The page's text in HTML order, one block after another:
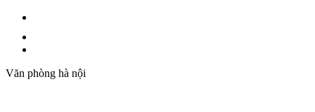
Văn phòng hà nội